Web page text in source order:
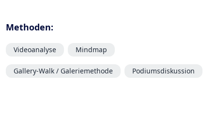
Methoden:
Videoanalyse Mindmap
Gallery-Walk / Galeriemethode Podiumsdiskussion